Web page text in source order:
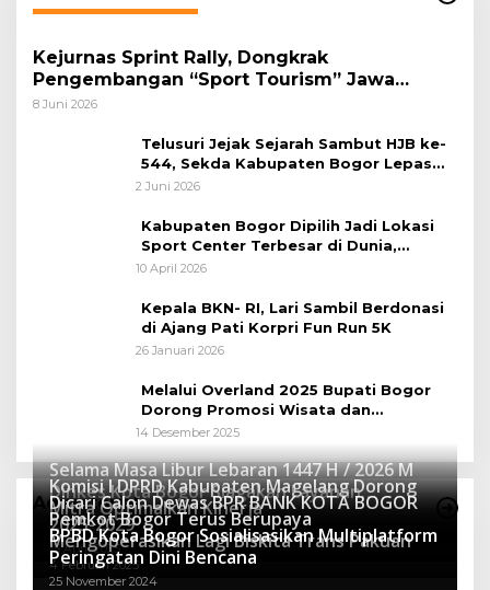
Kejurnas Sprint Rally, Dongkrak
Pengembangan “Sport Tourism” Jawa
Tengah
8 Juni 2026
Telusuri Jejak Sejarah Sambut HJB ke-
544, Sekda Kabupaten Bogor Lepas
Gowes Napak Tilas Bogor
2 Juni 2026
Kabupaten Bogor Dipilih Jadi Lokasi
Sport Center Terbesar di Dunia,
Peluang Tingkatkan Pertumbuhan
10 April 2026
Kepala BKN- RI, Lari Sambil Berdonasi
di Ajang Pati Korpri Fun Run 5K
26 Januari 2026
Melalui Overland 2025 Bupati Bogor
Dorong Promosi Wisata dan
Pelestarian Alam
14 Desember 2025
Advertorial
Selama Masa Libur Lebaran 1447 H / 2026 M
Dinkes Kota Bogor Siagakan Layanan
Kesehatan
16 Maret 2026
Komisi I DPRD Kabupaten Magelang Dorong
Mitra Optimalkan Kinerja
27 Mei 2025
Dicari Calon Dewas BPR BANK KOTA BOGOR
2025-2029
15 April 2025
Pemkot Bogor Terus Berupaya
Mengoperasikan Lagi Biskita Trans Pakuan
4 Februari 2025
BPBD Kota Bogor Sosialisasikan Multiplatform
Peringatan Dini Bencana
25 November 2024